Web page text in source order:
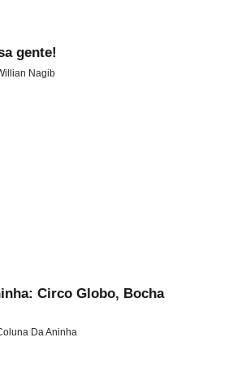
gente!
Nagib
Circo Globo, Bocha
Da Aninha